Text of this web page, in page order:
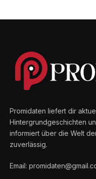
Promidaten liefert dir
Hintergrundgeschichten
informiert über die Welt
zuverlässig.
Email: